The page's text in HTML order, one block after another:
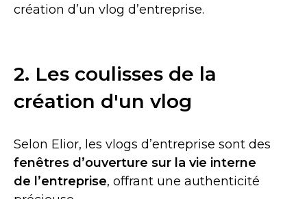
création d’un vlog d’entreprise.
2. Les coulisses de la
création d'un vlog
Selon Elior, les vlogs d’entreprise sont des
fenêtres d’ouverture sur la vie interne
de l’entreprise, offrant une authenticité